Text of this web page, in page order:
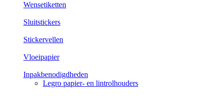
Wensetiketten
Sluitstickers
Stickervellen
Vloeipapier
Inpakbenodigdheden
Legro papier- en lintrolhouders